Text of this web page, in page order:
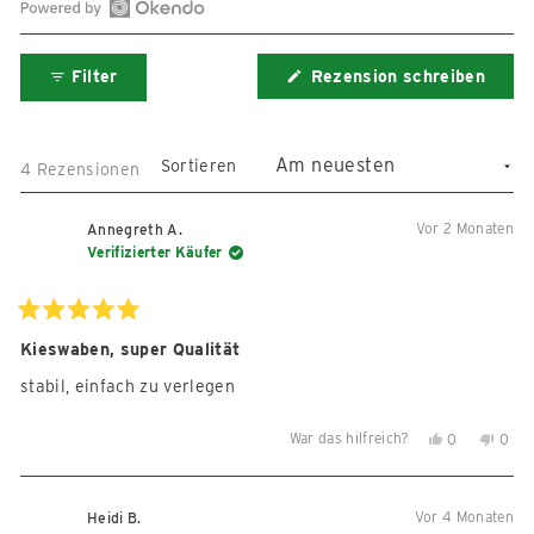
Okendo-
Bewertungen
Fenster
öffnen
Filter
Rezension schreiben
Fenster
geöffnet)
4 Rezensionen Sortieren
Annegreth A.
Verifizierter Käufer
Vor 2 Monaten
5
5
Sternen
Kieswaben, super Qualität
stabil, einfach zu verlegen
War das hilfreich?
Ja,
von
0
mit
Nein,
von
0
mit
Heidi B.
Vor 4 Monaten
Wird geladen...